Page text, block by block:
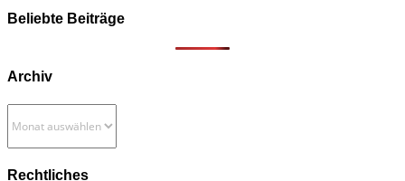
Beliebte Beiträge
Archiv
Archiv
Rechtliches